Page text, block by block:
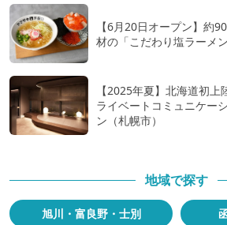
【6月20日オープン】約
材の「こだわり塩ラーメ
【2025年夏】北海道初
ライベートコミュニケー
ン（札幌市）
地域で探す
旭川・富良野・士別